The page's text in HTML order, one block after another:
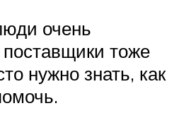
очень
тоже
нужно знать, как